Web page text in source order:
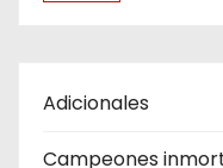
Adicionales
Campeones